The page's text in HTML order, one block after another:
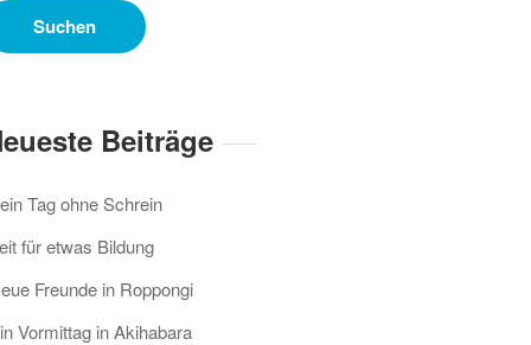
Beiträge
Tag ohne Schrein
für etwas Bildung
Freunde in Roppongi
Vormittag in Akihabara